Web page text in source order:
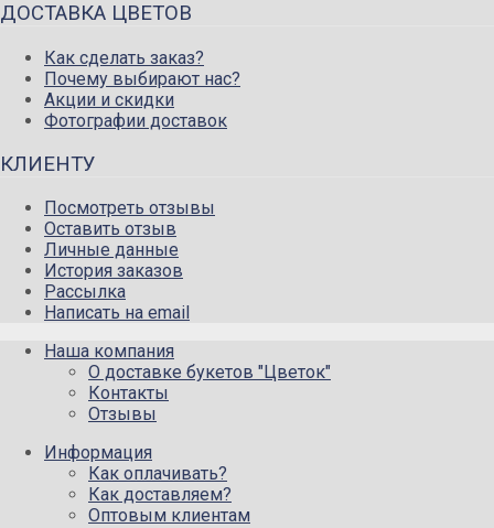
ДОСТАВКА ЦВЕТОВ
Как сделать заказ?
Почему выбирают нас?
Акции и скидки
Фотографии доставок
КЛИЕНТУ
Посмотреть отзывы
Оставить отзыв
Личные данные
История заказов
Рассылка
Написать на email
Наша компания
О доставке букетов "Цветок"
Контакты
Отзывы
Информация
Как оплачивать?
Как доставляем?
Оптовым клиентам